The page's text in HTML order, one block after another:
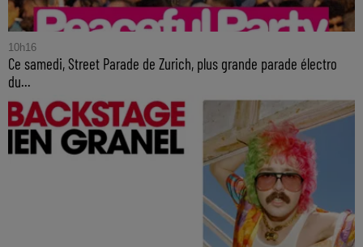
10h16
Ce samedi, Street Parade de Zurich, plus grande parade électro
du...